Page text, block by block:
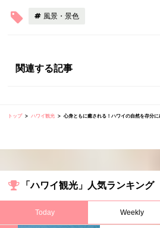
風景・景色
関連する記事
トップ ハワイ観光 心身ともに癒される！ハワイの自然を存分
「ハワイ観光」人気ランキング
Today Weekly